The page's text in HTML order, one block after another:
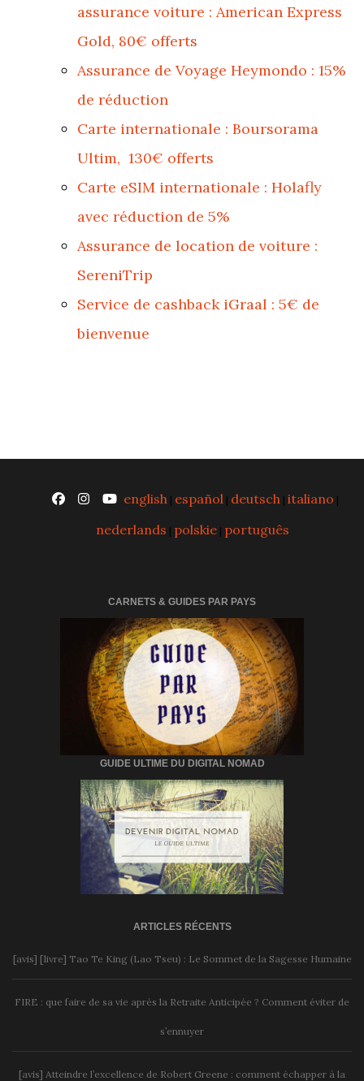
assurance voiture : American Express
Gold, 80€ offerts
Assurance de Voyage Heymondo : 15%
de réduction
Carte internationale : Boursorama
Ultim, 130€ offerts
Carte eSIM internationale : Holafly
avec réduction de 5%
Assurance de location de voiture :
SereniTrip
Service de cashback iGraal : 5€ de
bienvenue
english | español | deutsch |italiano |
nederlands | polskie| português
CARNETS & GUIDES PAR PAYS
GUIDE ULTIME DU DIGITAL NOMAD
ARTICLES RÉCENTS
[avis] [livre] Tao Te King (Lao Tseu) : Le Sommet de la Sagesse Humaine
FIRE : que faire de sa vie après la Retraite Anticipée ? Comment éviter de
s’ennuyer
[avis] Atteindre l’excellence de Robert Greene : comment échapper à la